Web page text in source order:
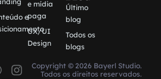
e
e mídia
paga
UX/UI
Design
Último
blog
Todos os
blogs
Copyright © 2026 Bayerl Studio.
Todos os direitos reservados.